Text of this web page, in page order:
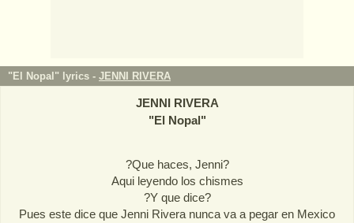
"El Nopal" lyrics - JENNI RIVERA
JENNI RIVERA
"El Nopal"
?Que haces, Jenni?
Aqui leyendo los chismes
?Y que dice?
Pues este dice que Jenni Rivera nunca va a pegar en Mexico